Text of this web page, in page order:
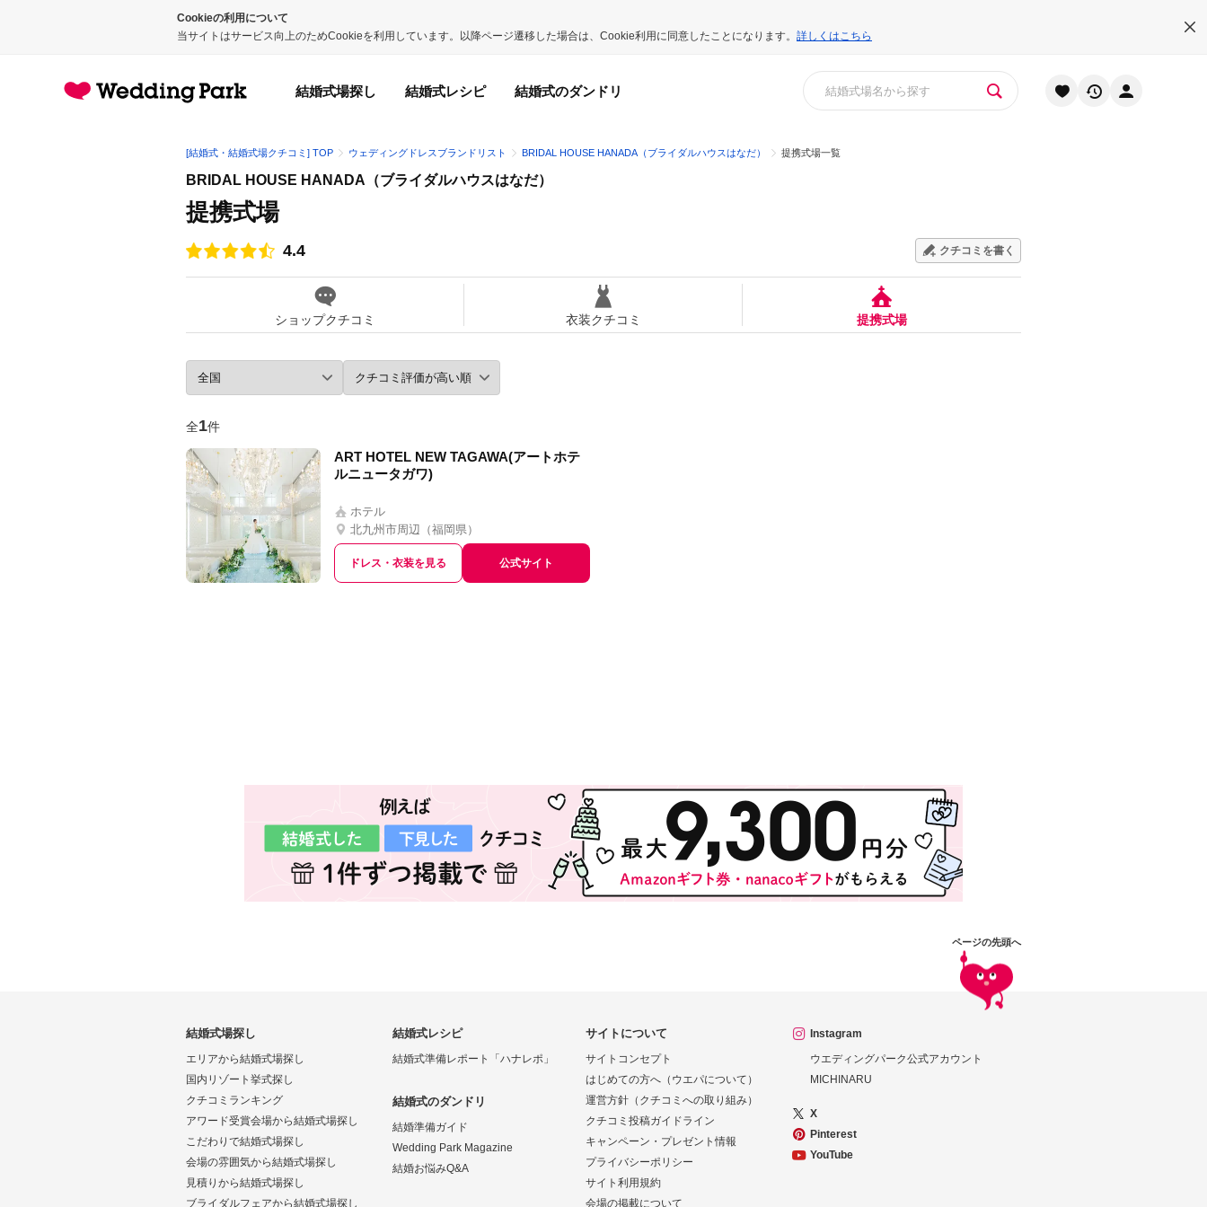
Cookieの利用について
当サイトはサービス向上のためCookieを利用しています。以降ページ遷移した場合は、Cookie利用に同意したことになります。 詳しくはこちら
結婚式場探し 結婚式レシピ 結婚式のダンドリ
[結婚式・結婚式場クチコミ] TOP ウェディングドレスブランドリスト BRIDAL HOUSE HANADA（ブライダルハウスはなだ） 提携式場一覧
BRIDAL HOUSE HANADA（ブライダルハウスはなだ）
提携式場
点数
4.4 クチコミを書く
ショップクチコミ 衣装クチコミ 提携式場
全1件
ART HOTEL NEW TAGAWA(アートホテ
ルニュータガワ)
ホテル
北九州市周辺 （福岡県）
ドレス・衣装を見る 公式サイト
結婚式場探し
エリアから結婚式場探し
国内リゾート挙式探し
クチコミランキング
アワード受賞会場から結婚式場探し
こだわりで結婚式場探し
会場の雰囲気から結婚式場探し
見積りから結婚式場探し
ブライダルフェアから結婚式場探し
結婚式レシピ
結婚式準備レポート「ハナレポ」
結婚式のダンドリ
結婚準備ガイド
Wedding Park Magazine
結婚お悩みQ&A
サイトについて
サイトコンセプト
はじめての方へ（ウエパについて）
運営方針（クチコミへの取り組み）
クチコミ投稿ガイドライン
キャンペーン・プレゼント情報
プライバシーポリシー
サイト利用規約
会場の掲載について
Instagram
ウエディングパーク公式アカウント
MICHINARU
X
Pinterest
YouTube
ページの先頭へ